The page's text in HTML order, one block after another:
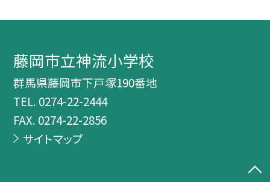
藤岡市立神流小学校
群馬県藤岡市下戸塚190番地
TEL. 0274-22-2444
FAX. 0274-22-2856
サイトマップ